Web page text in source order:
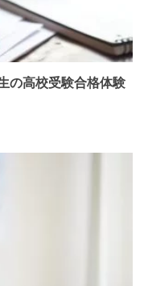
の高校受験合格体験